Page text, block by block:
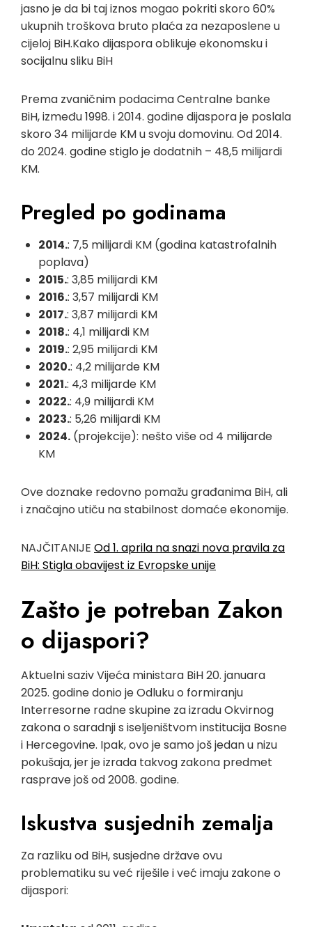
jasno je da bi taj iznos mogao pokriti skoro 60%
ukupnih troškova bruto plaća za nezaposlene u
cijeloj BiH.Kako dijaspora oblikuje ekonomsku i
socijalnu sliku BiH
Prema zvaničnim podacima Centralne banke
BiH, između 1998. i 2014. godine dijaspora je poslala
skoro 34 milijarde KM u svoju domovinu. Od 2014.
do 2024. godine stiglo je dodatnih – 48,5 milijardi
KM.
Pregled po godinama
2014.: 7,5 milijardi KM (godina katastrofalnih
poplava)
2015.: 3,85 milijardi KM
2016.: 3,57 milijardi KM
2017.: 3,87 milijardi KM
2018.: 4,1 milijardi KM
2019.: 2,95 milijardi KM
2020.: 4,2 milijarde KM
2021.: 4,3 milijarde KM
2022.: 4,9 milijardi KM
2023.: 5,26 milijardi KM
2024. (projekcije): nešto više od 4 milijarde
KM
Ove doznake redovno pomažu građanima BiH, ali
i značajno utiču na stabilnost domaće ekonomije.
NAJČITANIJE Od 1. aprila na snazi nova pravila za
BiH: Stigla obavijest iz Evropske unije
Zašto je potreban Zakon
o dijaspori?
Aktuelni saziv Vijeća ministara BiH 20. januara
2025. godine donio je Odluku o formiranju
Interresorne radne skupine za izradu Okvirnog
zakona o saradnji s iseljeništvom institucija Bosne
i Hercegovine. Ipak, ovo je samo još jedan u nizu
pokušaja, jer je izrada takvog zakona predmet
rasprave još od 2008. godine.
Iskustva susjednih zemalja
Za razliku od BiH, susjedne države ovu
problematiku su već riješile i već imaju zakone o
dijaspori: